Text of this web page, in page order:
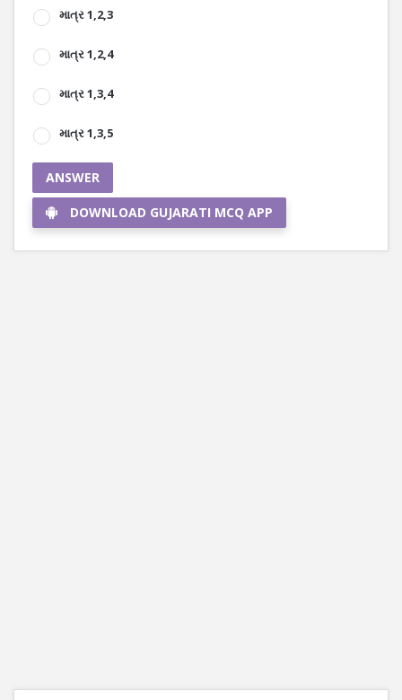
માત્ર 1,2,3
માત્ર 1,2,4
માત્ર 1,3,4
માત્ર 1,3,5
ANSWER
DOWNLOAD GUJARATI MCQ APP